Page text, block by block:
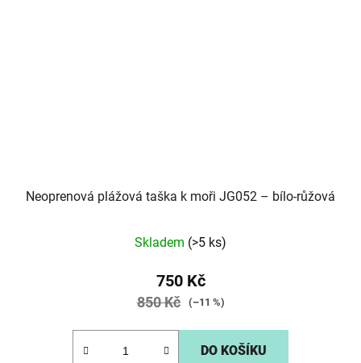
Neoprenová plážová taška k moři JG052 – bílo-růžová
Skladem (>5 ks)
750 Kč
850 Kč (–11 %)
DO KOŠÍKU